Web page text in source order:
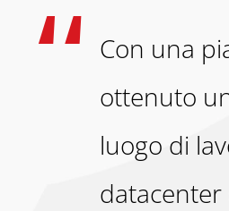
Con una
ottenuto
luogo di